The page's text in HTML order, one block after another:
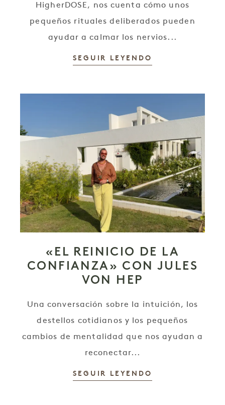
HigherDOSE, nos cuenta cómo unos
pequeños rituales deliberados pueden
ayudar a calmar los nervios...
SEGUIR LEYENDO
«EL REINICIO DE LA
CONFIANZA» CON JULES
VON HEP
Una conversación sobre la intuición, los
destellos cotidianos y los pequeños
cambios de mentalidad que nos ayudan a
reconectar...
SEGUIR LEYENDO